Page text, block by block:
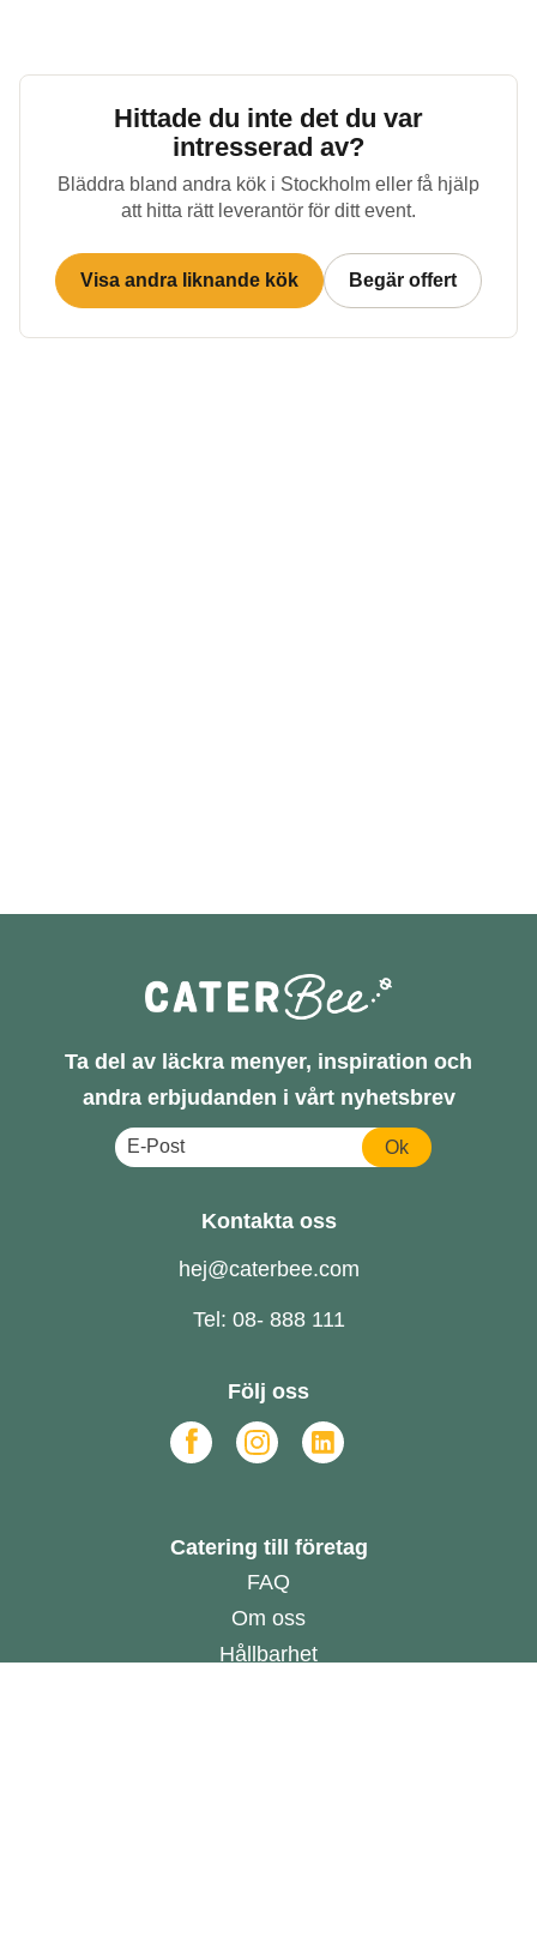
Hittade du inte det du var
intresserad av?
Bläddra bland andra kök i Stockholm eller få hjälp
att hitta rätt leverantör för ditt event.
Visa andra liknande kök Begär offert
Ta del av läckra menyer, inspiration och
andra erbjudanden i vårt nyhetsbrev
Ok
Kontakta oss
hej@caterbee.com
Tel: 08- 888 111
Följ oss
Catering till företag
FAQ
Om oss
Hållbarhet